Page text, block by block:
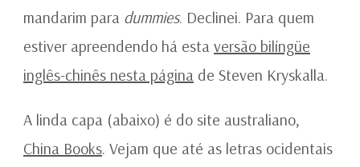
mandarim para dummies. Declinei. Para quem
estiver apreendendo há esta versão bilíngüe
inglês-chinês nesta página de Steven Kryskalla.
A linda capa (abaixo) é do site australiano,
China Books. Vejam que até as letras ocidentais